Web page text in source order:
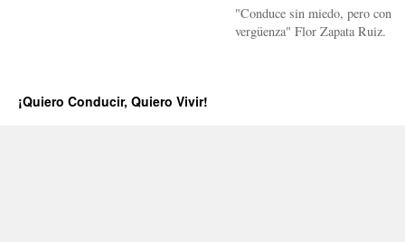
"Conduce sin miedo, pero con
vergüenza" Flor Zapata Ruiz.
¡Quiero Conducir, Quiero Vivir!